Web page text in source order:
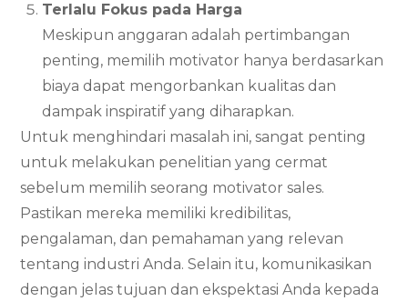
Terlalu Fokus pada Harga
Meskipun anggaran adalah pertimbangan
penting, memilih motivator hanya berdasarkan
biaya dapat mengorbankan kualitas dan
dampak inspiratif yang diharapkan.
Untuk menghindari masalah ini, sangat penting
untuk melakukan penelitian yang cermat
sebelum memilih seorang motivator sales.
Pastikan mereka memiliki kredibilitas,
pengalaman, dan pemahaman yang relevan
tentang industri Anda. Selain itu, komunikasikan
dengan jelas tujuan dan ekspektasi Anda kepada